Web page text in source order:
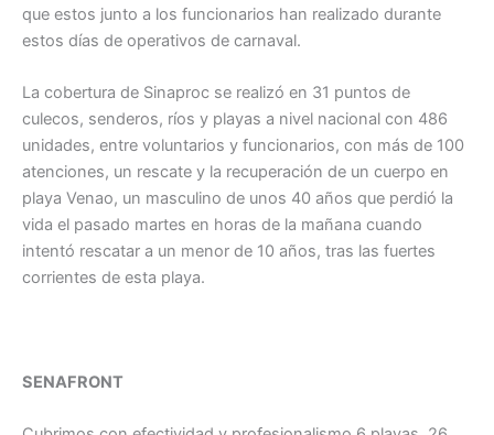
que estos junto a los funcionarios han realizado durante
estos días de operativos de carnaval.
La cobertura de Sinaproc se realizó en 31 puntos de
culecos, senderos, ríos y playas a nivel nacional con 486
unidades, entre voluntarios y funcionarios, con más de 100
atenciones, un rescate y la recuperación de un cuerpo en
playa Venao, un masculino de unos 40 años que perdió la
vida el pasado martes en horas de la mañana cuando
intentó rescatar a un menor de 10 años, tras las fuertes
corrientes de esta playa.
SENAFRONT